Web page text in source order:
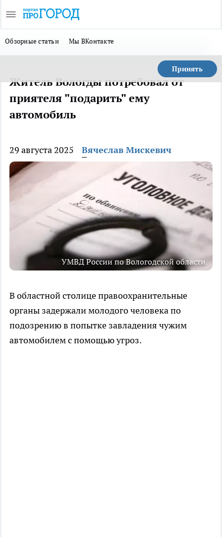
Обзорные статьи Мы ВКонтакте
Принять
Житель Вологды потребовал от
приятеля "подарить" ему
автомобиль
29 августа 2025 Вячеслав Мискевич
УМВД России по Вологодской области
В областной столице правоохранительные
органы задержали молодого человека по
подозрению в попытке завладения чужим
автомобилем с помощью угроз.